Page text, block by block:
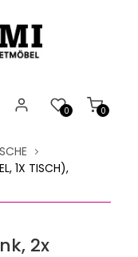
0
0
1X TISCH),
2x